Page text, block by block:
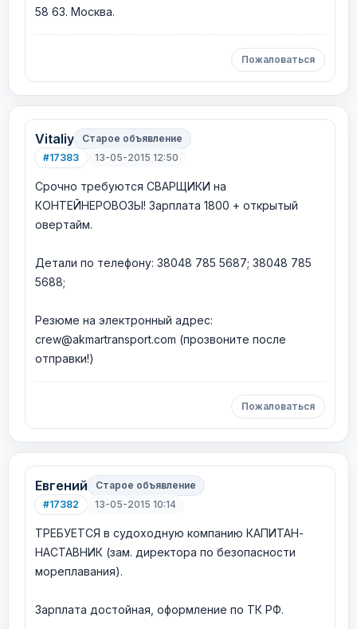
58 63. Москва.
Пожаловаться
Vitaliy
Старое объявление
#17383
13-05-2015 12:50
Срочно требуются СВАРЩИКИ на
КОНТЕЙНЕРОВОЗЫ! Зарплата 1800 + открытый
овертайм.
Детали по телефону: 38048 785 5687; 38048 785
5688;
Резюме на электронный адрес:
crew@akmartransport.com (прозвоните после
отправки!)
Пожаловаться
Евгений
Старое объявление
#17382
13-05-2015 10:14
ТРЕБУЕТСЯ в судоходную компанию КАПИТАН-
НАСТАВНИК (зам. директора по безопасности
мореплавания).
Зарплата достойная, оформление по ТК РФ.